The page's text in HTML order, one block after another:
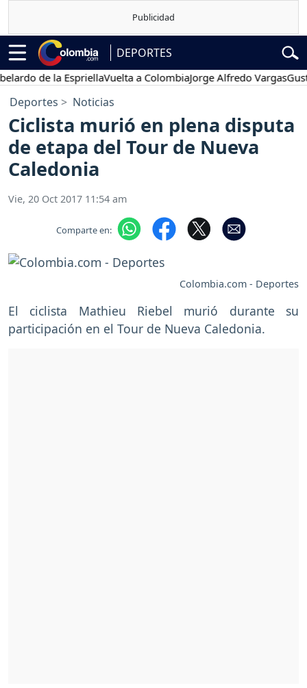
DEPORTES
de la EspriellaVuelta a ColombiaJorge Alfredo VargasGustavo
Deportes Noticias
Ciclista murió en plena disputa
de etapa del Tour de Nueva
Caledonia
Vie, 20 Oct 2017 11:54 am
Comparte en:
Colombia.com - Deportes
El ciclista Mathieu Riebel murió durante su
participación en el Tour de Nueva Caledonia.